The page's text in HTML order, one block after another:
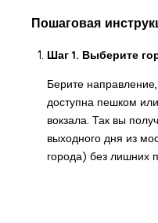
Пошаговая
Шаг 1. Выберите
Берите
доступна пешком
вокзала. Так вы
выходного дня из
города) без лишних